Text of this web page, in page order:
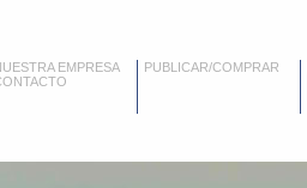
EMPRESA
PUBLICAR/COMPRAR